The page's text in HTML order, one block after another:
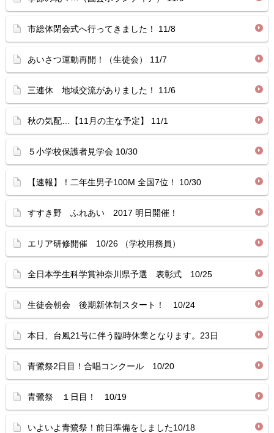
市総体閉会式へ行ってきました！ 11/8
あいさつ運動再開！（生徒会） 11/7
三連休 地域交流がありました！ 11/6
秋の気配…【11月の主な予定】 11/1
５小学校保護者見学会 10/30
【速報】！二年生男子100M 全国7位！ 10/30
すすき野 ふれあい 2017 明日開催！
エリア研修開催 10/26 （学校用務員）
全日本学生科学賞神奈川県予選 表彰式 10/25
生徒会朝会 後期新体制スタート！ 10/24
本日、台風21号に伴う臨時休業となります。23日
青鷺祭2日目！合唱コンクール 10/20
青鷺祭 １日目！ 10/19
いよいよ青鷺祭！前日準備をしました10/18